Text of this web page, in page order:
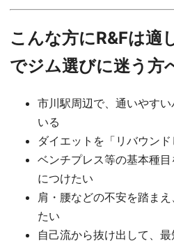
こんな方にR&Fは適
でジム選びに迷う方
市川駅周辺で、通いやす
いる
ダイエットを「リバウン
ベンチプレス等の基本種
につけたい
肩・腰などの不安を踏ま
たい
自己流から抜け出して、